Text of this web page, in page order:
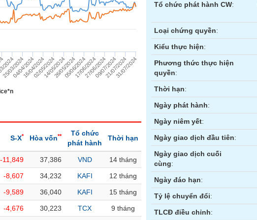
25/03/2024
04/04/2024
16/04/2024
02/05/2024
14/05/2024
26/05/2024
05/06/2024
17/06/2024
27/06/2024
09/07/2024
21/07/2024
31/07/2024
S-X* Hòa vốn**
Tổ chức
phát hành
Thời hạn
-11,849 37,386 VND 14 tháng
-8,607 34,232 KAFI 12 tháng
-9,589 36,040 KAFI 15 tháng
-4,676 30,223 TCX 9 tháng
Tổ chức phát hành CW:
Loại chứng quyền:
Kiểu thực hiện:
Phương thức thực hiện
quyền:
Thời hạn:
Ngày phát hành:
Ngày niêm yết:
Ngày giao dịch đầu tiên:
Ngày giao dịch cuối
cùng:
Ngày đáo hạn:
Tỷ lệ chuyển đổi:
TLCĐ điều chỉnh:
Hợp đồng tương lai Trái phiếu